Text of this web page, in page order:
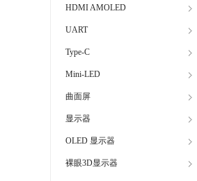
HDMI AMOLED
UART
Type-C
Mini-LED
曲面屏
显示器
OLED 显示器
裸眼3D显示器